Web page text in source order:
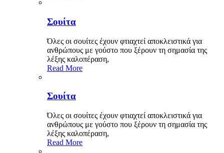
Σουίτα
Όλες οι σουίτες έχουν φτιαχτεί αποκλειστικά για
ανθρώπους με γούστο που ξέρουν τη σημασία της
λέξης καλοπέραση,
Read More
Σουίτα
Όλες οι σουίτες έχουν φτιαχτεί αποκλειστικά για
ανθρώπους με γούστο που ξέρουν τη σημασία της
λέξης καλοπέραση,
Read More